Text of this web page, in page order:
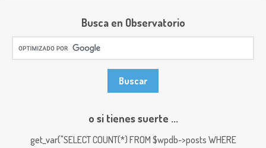
Busca en Observatorio
o si tienes suerte ...
get_var("SELECT COUNT(*) FROM $wpdb->posts WHERE